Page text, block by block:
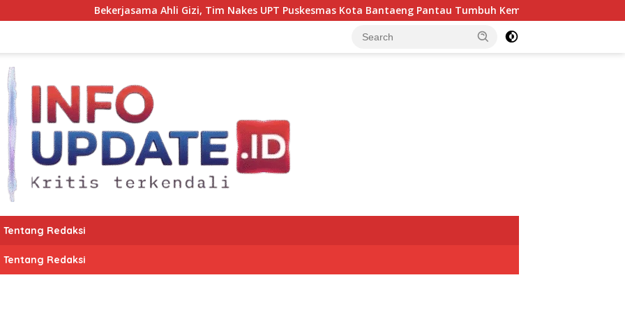
Bekerjasama Ahli Gizi, Tim Nakes UPT Puskesmas Kota Bantaeng Pantau Tumbuh Kembang Bayi dan Balita
Tentang Redaksi
Tentang Redaksi